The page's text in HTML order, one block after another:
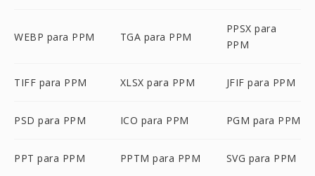
WEBP para PPM TGA para PPM
PPSX para
PPM
TIFF para PPM XLSX para PPM JFIF para PPM
PSD para PPM ICO para PPM PGM para PPM
PPT para PPM PPTM para PPM SVG para PPM